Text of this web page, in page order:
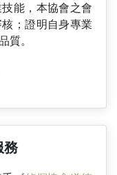
能，本協會之會
；證明自身專業
質。
務